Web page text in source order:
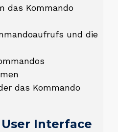
das Kommando
und die
das Kommando
Interface